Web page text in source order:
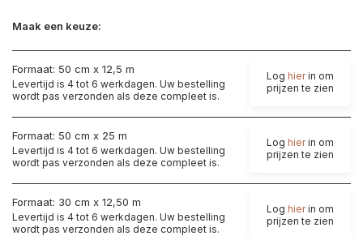
Maak een keuze:
Formaat: 50 cm x 12,5 m
Levertijd is 4 tot 6 werkdagen. Uw bestelling
wordt pas verzonden als deze compleet is.
Log hierin om
prijzen te zien
Formaat: 50 cm x 25 m
Levertijd is 4 tot 6 werkdagen. Uw bestelling
wordt pas verzonden als deze compleet is.
Log hierin om
prijzen te zien
Formaat: 30 cm x 12,50 m
Levertijd is 4 tot 6 werkdagen. Uw bestelling
wordt pas verzonden als deze compleet is.
Log hierin om
prijzen te zien